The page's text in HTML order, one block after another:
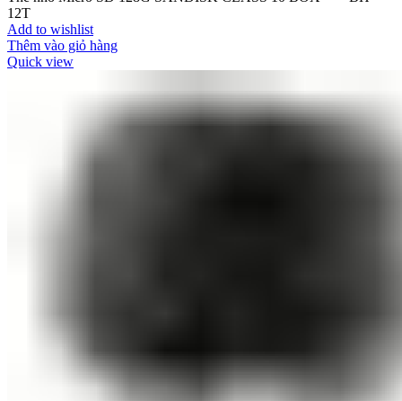
12T
Add to wishlist
Thêm vào giỏ hàng
Quick view